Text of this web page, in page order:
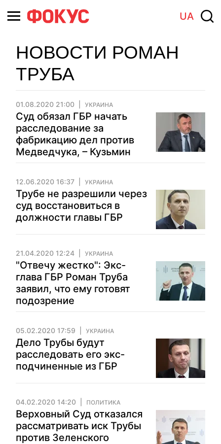
UA
НОВОСТИ РОМАН
ТРУБА
01.08.2020 21:00 УКРАИНА
Суд обязал ГБР начать
расследование за
фабрикацию дел против
Медведчука, – Кузьмин
12.06.2020 16:37 УКРАИНА
Трубе не разрешили через
суд восстановиться в
должности главы ГБР
21.04.2020 12:24 УКРАИНА
"Отвечу жестко": Экс-
глава ГБР Роман Труба
заявил, что ему готовят
подозрение
05.02.2020 17:59 УКРАИНА
Дело Трубы будут
расследовать его экс-
подчиненные из ГБР
04.02.2020 14:20 ПОЛИТИКА
Верховный Суд отказался
рассматривать иск Трубы
против Зеленского